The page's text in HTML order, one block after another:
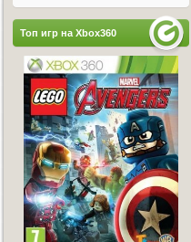
Топ игр на Xbox360